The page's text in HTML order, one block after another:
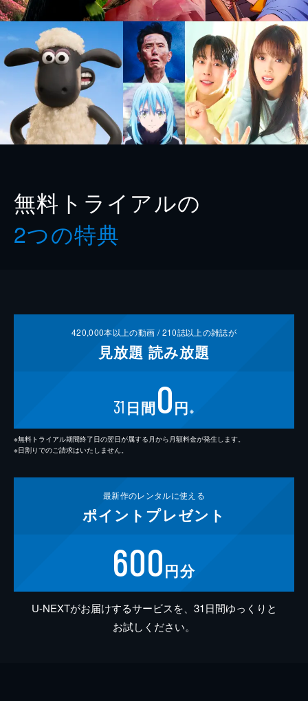
無料トライアルの
2つの特典
420,000本以上の動画 /210誌以上の雑誌が
見放題 読み放題
31 日間0円 ※
※無料トライアル期間終了日の翌日が属する月から月額料金が発生します。
※日割りでのご請求はいたしません。
最新作のレンタルに使える
ポイント プレゼント
600円分
U-NEXTがお届けするサービスを、31日間ゆっくりと
お試しください。